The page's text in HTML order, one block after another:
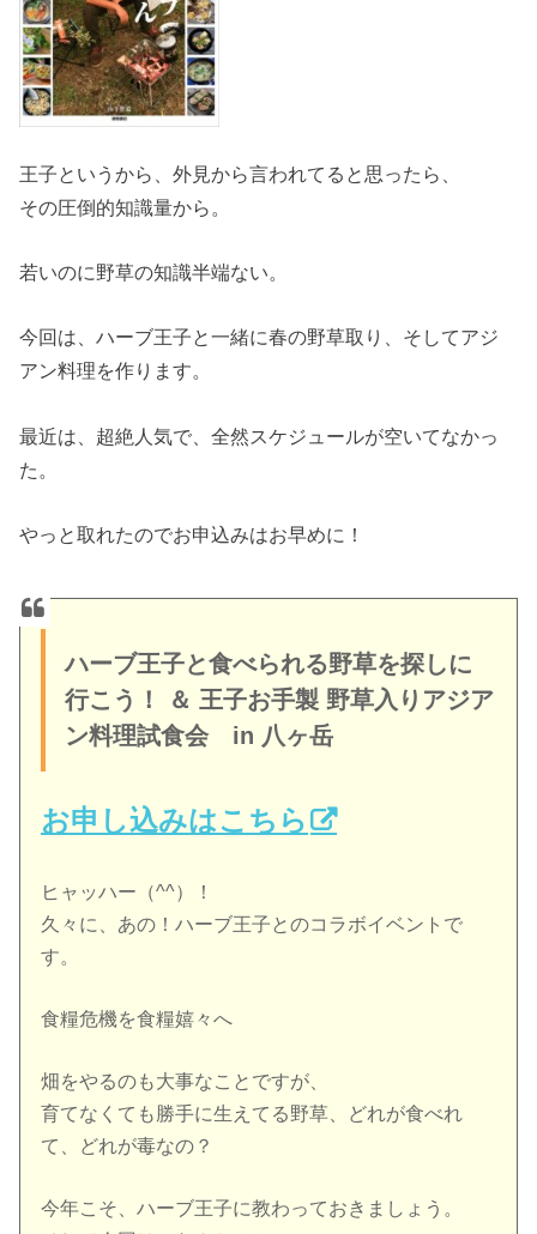
王子というから、外見から言われてると思ったら、
その圧倒的知識量から。
若いのに野草の知識半端ない。
今回は、ハーブ王子と一緒に春の野草取り、そしてアジ
アン料理を作ります。
最近は、超絶人気で、全然スケジュールが空いてなかっ
た。
やっと取れたのでお申込みはお早めに！
ハーブ王子と食べられる野草を探しに
行こう！ ＆ 王子お手製 野草入りアジア
ン料理試食会 in 八ヶ岳
お申し込みはこちら
ヒャッハー（^^）！
久々に、あの！ハーブ王子とのコラボイベントで
す。
食糧危機を食糧嬉々へ
畑をやるのも大事なことですが、
育てなくても勝手に生えてる野草、どれが食べれ
て、どれが毒なの？
今年こそ、ハーブ王子に教わっておきましょう。